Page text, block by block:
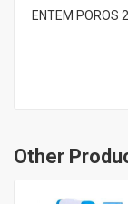
ENTEM POROS
Other